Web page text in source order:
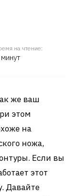
на чтение:
же ваш
этом
на
ножа,
Если вы
этот
Давайте